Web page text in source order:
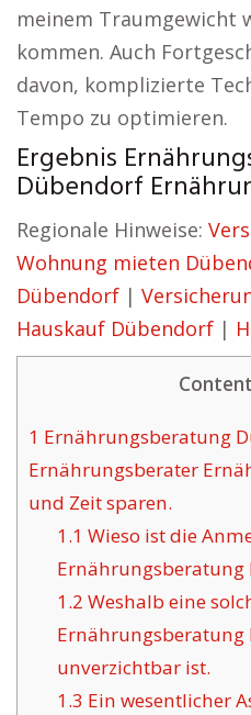
meinem Traumgewicht
kommen. Auch
davon, komplizierte
Tempo zu optimieren.
Ergebnis
Dübendorf
Regionale Hinweise:
Wohnung mieten
Dübendorf |
Hauskauf Dübendorf |
1 Ernährungsberatung
Ernährungsberater
und Zeit sparen.
1.1 Wieso ist die
Ernährungsberatung
1.2 Weshalb eine
Ernährungsberatung
unverzichtbar ist.
1.3 Ein wesentlicher